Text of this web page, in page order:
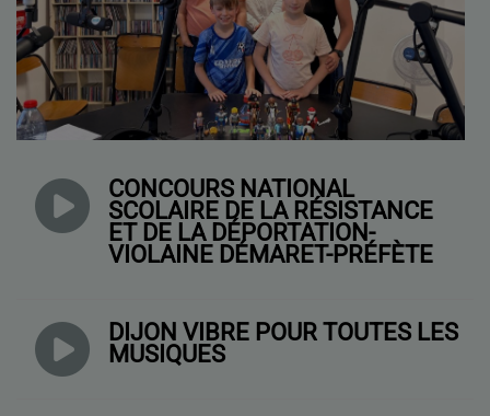
CONCOURS NATIONAL
SCOLAIRE DE LA RÉSISTANCE
ET DE LA DÉPORTATION-
VIOLAINE DÉMARET-PRÉFÈTE
DIJON VIBRE POUR TOUTES LES
MUSIQUES